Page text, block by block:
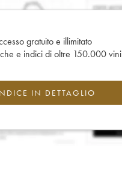
gratuito e illimitato
e indici di oltre 150.000 vini
IN DETTAGLIO